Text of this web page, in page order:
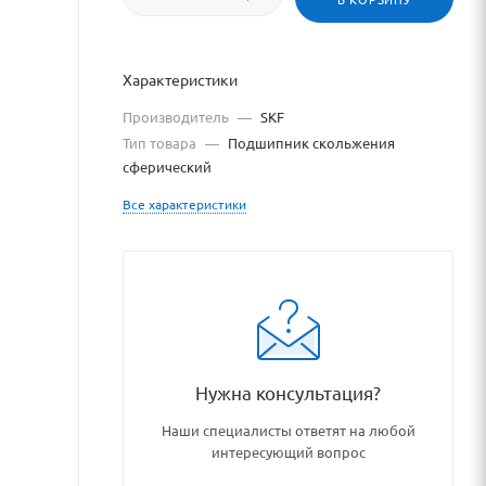
Характеристики
Производитель — SKF
Тип товара — Подшипник скольжения
сферический
Все характеристики
Нужна консультация?
Наши специалисты ответят на любой
интересующий вопрос